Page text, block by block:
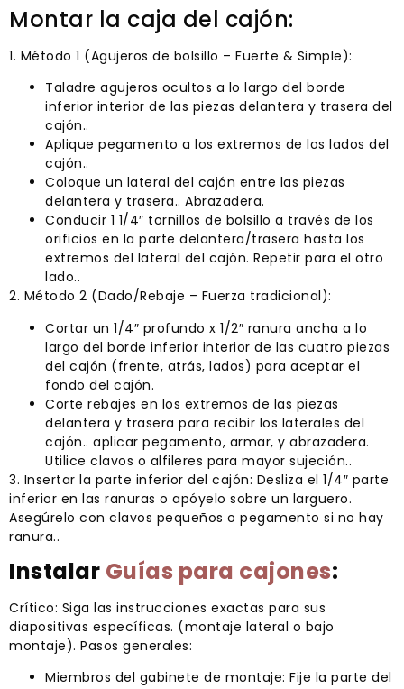
Montar la caja del cajón:
1. Método 1 (Agujeros de bolsillo – Fuerte & Simple):
Taladre agujeros ocultos a lo largo del borde
inferior interior de las piezas delantera y trasera del
cajón..
Aplique pegamento a los extremos de los lados del
cajón..
Coloque un lateral del cajón entre las piezas
delantera y trasera.. Abrazadera.
Conducir 1 1/4″ tornillos de bolsillo a través de los
orificios en la parte delantera/trasera hasta los
extremos del lateral del cajón. Repetir para el otro
lado..
2. Método 2 (Dado/Rebaje – Fuerza tradicional):
Cortar un 1/4″ profundo x 1/2″ ranura ancha a lo
largo del borde inferior interior de las cuatro piezas
del cajón (frente, atrás, lados) para aceptar el
fondo del cajón.
Corte rebajes en los extremos de las piezas
delantera y trasera para recibir los laterales del
cajón.. aplicar pegamento, armar, y abrazadera.
Utilice clavos o alfileres para mayor sujeción..
3. Insertar la parte inferior del cajón: Desliza el 1/4″ parte
inferior en las ranuras o apóyelo sobre un larguero.
Asegúrelo con clavos pequeños o pegamento si no hay
ranura..
Instalar Guías para cajones:
Crítico: Siga las instrucciones exactas para sus
diapositivas específicas. (montaje lateral o bajo
montaje). Pasos generales:
Miembros del gabinete de montaje: Fije la parte del